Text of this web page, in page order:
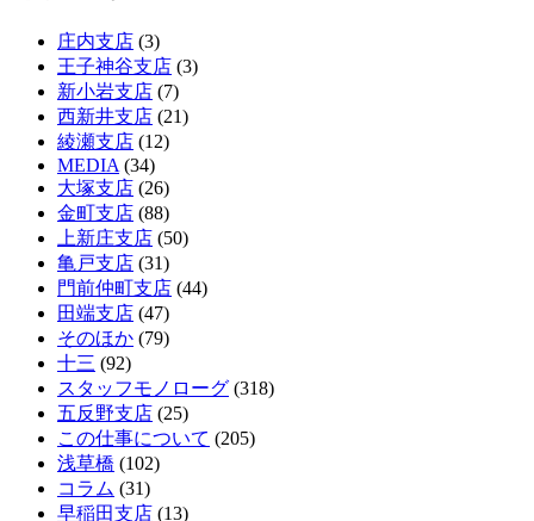
庄内支店 (3)
王子神谷支店 (3)
新小岩支店 (7)
西新井支店 (21)
綾瀬支店 (12)
MEDIA (34)
大塚支店 (26)
金町支店 (88)
上新庄支店 (50)
亀戸支店 (31)
門前仲町支店 (44)
田端支店 (47)
そのほか (79)
十三 (92)
スタッフモノローグ (318)
五反野支店 (25)
この仕事について (205)
浅草橋 (102)
コラム (31)
早稲田支店 (13)